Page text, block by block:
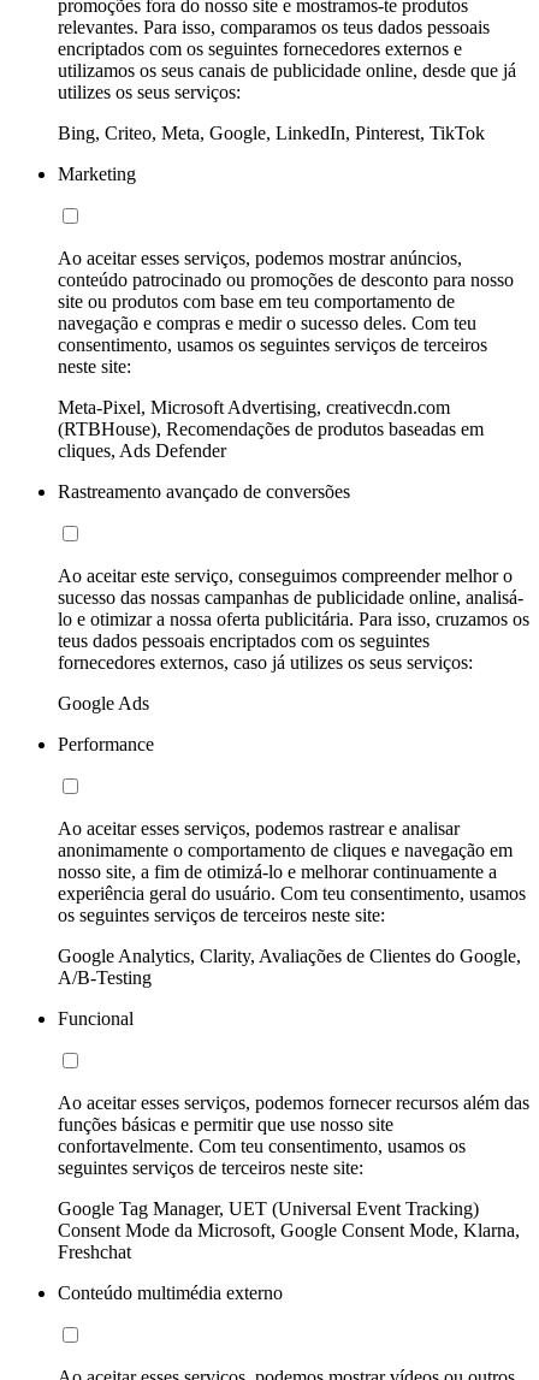
promoções fora do nosso site e mostramos-te produtos
relevantes. Para isso, comparamos os teus dados pessoais
encriptados com os seguintes fornecedores externos e
utilizamos os seus canais de publicidade online, desde que já
utilizes os seus serviços:
Bing, Criteo, Meta, Google, LinkedIn, Pinterest, TikTok
Marketing
Ao aceitar esses serviços, podemos mostrar anúncios,
conteúdo patrocinado ou promoções de desconto para nosso
site ou produtos com base em teu comportamento de
navegação e compras e medir o sucesso deles. Com teu
consentimento, usamos os seguintes serviços de terceiros
neste site:
Meta-Pixel, Microsoft Advertising, creativecdn.com
(RTBHouse), Recomendações de produtos baseadas em
cliques, Ads Defender
Rastreamento avançado de conversões
Ao aceitar este serviço, conseguimos compreender melhor o
sucesso das nossas campanhas de publicidade online, analisá-
lo e otimizar a nossa oferta publicitária. Para isso, cruzamos os
teus dados pessoais encriptados com os seguintes
fornecedores externos, caso já utilizes os seus serviços:
Google Ads
Performance
Ao aceitar esses serviços, podemos rastrear e analisar
anonimamente o comportamento de cliques e navegação em
nosso site, a fim de otimizá-lo e melhorar continuamente a
experiência geral do usuário. Com teu consentimento, usamos
os seguintes serviços de terceiros neste site:
Google Analytics, Clarity, Avaliações de Clientes do Google,
A/B-Testing
Funcional
Ao aceitar esses serviços, podemos fornecer recursos além das
funções básicas e permitir que use nosso site
confortavelmente. Com teu consentimento, usamos os
seguintes serviços de terceiros neste site:
Google Tag Manager, UET (Universal Event Tracking)
Consent Mode da Microsoft, Google Consent Mode, Klarna,
Freshchat
Conteúdo multimédia externo